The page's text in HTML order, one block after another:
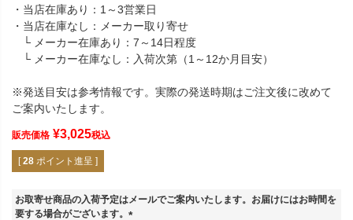
・当店在庫あり：1～3営業日
・当店在庫なし：メーカー取り寄せ
└ メーカー在庫あり：7～14日程度
└ メーカー在庫なし：入荷次第（1～12か月目安）
※発送目安は参考情報です。実際の発送時期はご注文後に改めて
ご案内いたします。
販売価格 ¥3,025税込
[ 28 ポイント進呈 ]
お取寄せ商品の入荷予定はメールでご案内いたします。お届けにはお時間を
要する場合がございます。